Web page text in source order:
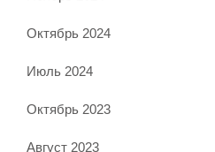
Октябрь 2024
Июль 2024
Октябрь 2023
Август 2023